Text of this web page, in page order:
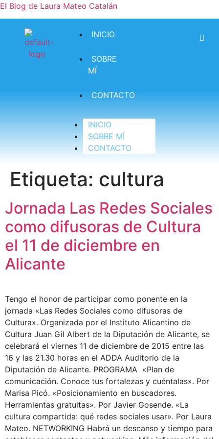
El Blog de Laura Mateo Catalán
INICIO
SOBRE
MÍ
CONTACTO
INICIO
SOBRE MÍ
CONTACTO
Etiqueta: cultura
Jornada Las Redes Sociales
como difusoras de Cultura
el 11 de diciembre en
Alicante
Tengo el honor de participar como ponente en la
jornada «Las Redes Sociales como difusoras de
Cultura». Organizada por el Instituto Alicantino de
Cultura Juan Gil Albert de la Diputación de Alicante, se
celebrará el viernes 11 de diciembre de 2015 entre las
16 y las 21.30 horas en el ADDA Auditorio de la
Diputación de Alicante. PROGRAMA «Plan de
comunicación. Conoce tus fortalezas y cuéntalas». Por
Marisa Picó. «Posicionamiento en buscadores.
Herramientas gratuitas». Por Javier Gosende. «La
cultura compartida: qué redes sociales usar». Por Laura
Mateo. NETWORKING Habrá un descanso y tiempo para